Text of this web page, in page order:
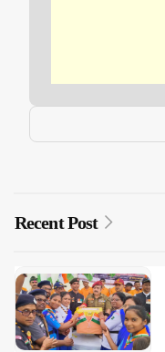
Recent Post